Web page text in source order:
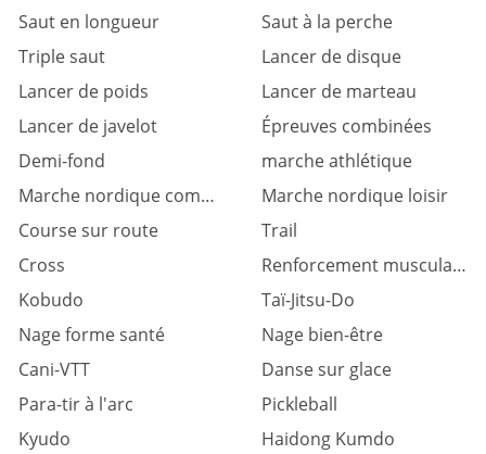
Saut en longueur
Saut à la perche
Triple saut
Lancer de disque
Lancer de poids
Lancer de marteau
Lancer de javelot
Épreuves combinées
Demi-fond
marche athlétique
Marche nordique compétition
Marche nordique loisir
Course sur route
Trail
Cross
Renforcement musculaire
Kobudo
Taï-Jitsu-Do
Nage forme santé
Nage bien-être
Cani-VTT
Danse sur glace
Para-tir à l'arc
Pickleball
Kyudo
Haidong Kumdo